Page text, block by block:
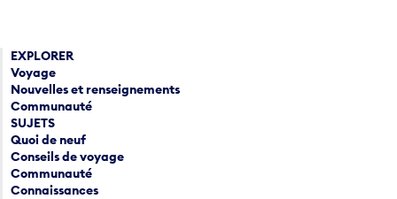
EXPLORER
Voyage
Nouvelles et renseignements
Communauté
SUJETS
Quoi de neuf
Conseils de voyage
Communauté
Connaissances